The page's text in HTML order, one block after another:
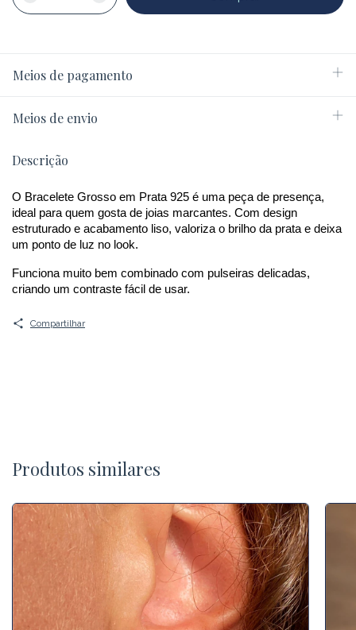
Meios de pagamento
Meios de envio
Descrição
O Bracelete Grosso em Prata 925 é uma peça de presença,
ideal para quem gosta de joias marcantes. Com design
estruturado e acabamento liso, valoriza o brilho da prata e deixa
um ponto de luz no look.
Funciona muito bem combinado com pulseiras delicadas,
criando um contraste fácil de usar.
Compartilhar
Produtos similares